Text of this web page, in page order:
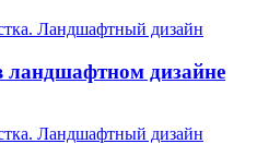
Ландшафтный дизайн
ландшафтном дизайне
Ландшафтный дизайн